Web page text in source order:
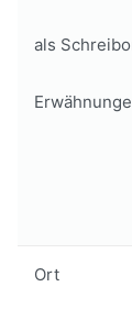
als
Ort